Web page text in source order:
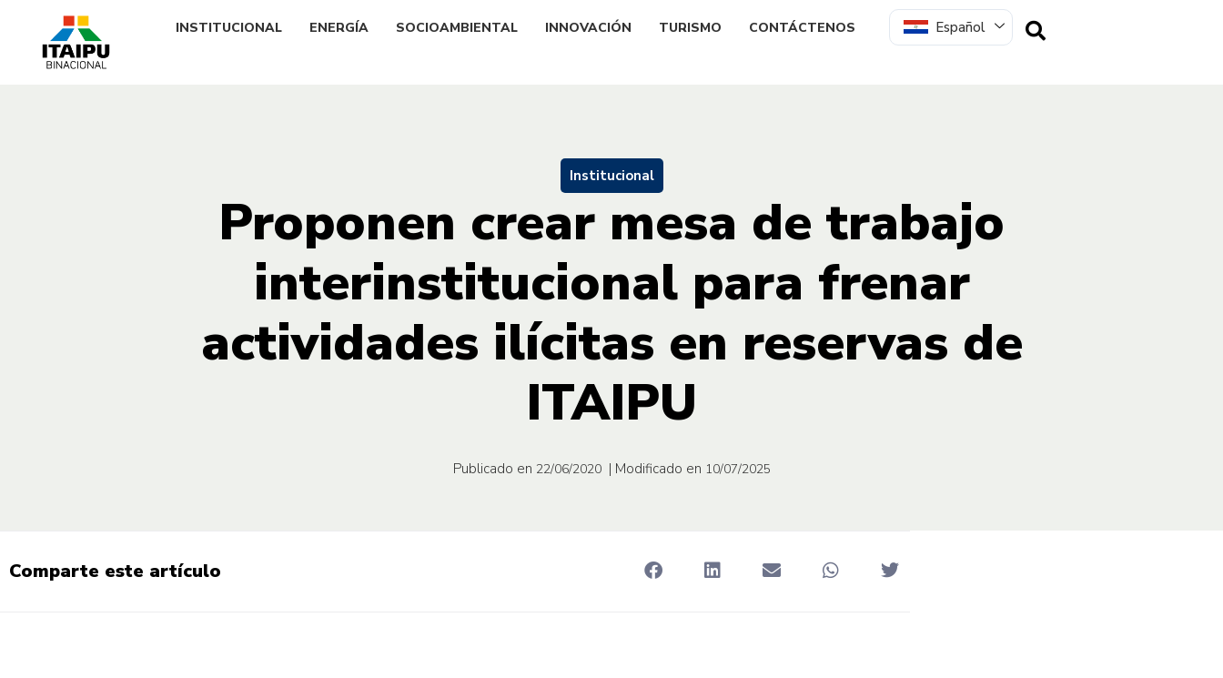
INSTITUCIONAL ENERGÍA SOCIOAMBIENTAL INNOVACIÓN TURISMO CONTÁCTENOS Español
Institucional
Proponen crear mesa de trabajo
interinstitucional para frenar
actividades ilícitas en reservas de
ITAIPU
Publicado en 22/06/2020 | Modificado en 10/07/2025
Comparte este artículo